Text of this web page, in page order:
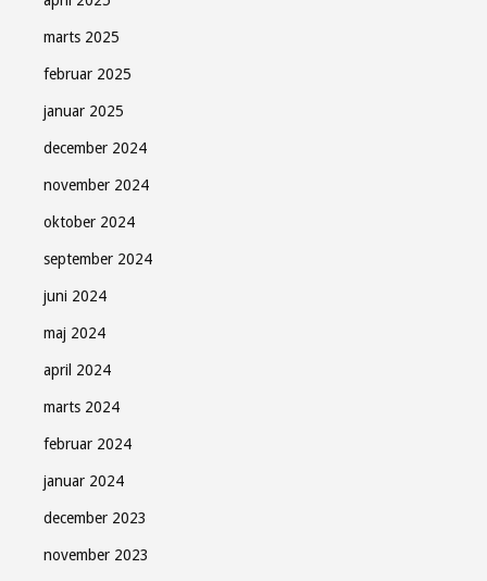
marts 2025
februar 2025
januar 2025
december 2024
november 2024
oktober 2024
september 2024
juni 2024
maj 2024
april 2024
marts 2024
februar 2024
januar 2024
december 2023
november 2023